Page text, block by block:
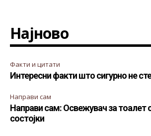
Најново
Факти и цитати
Интересни факти што сигурно не
Направи сам
Направи сам: Освежувач за тоалет
состојки